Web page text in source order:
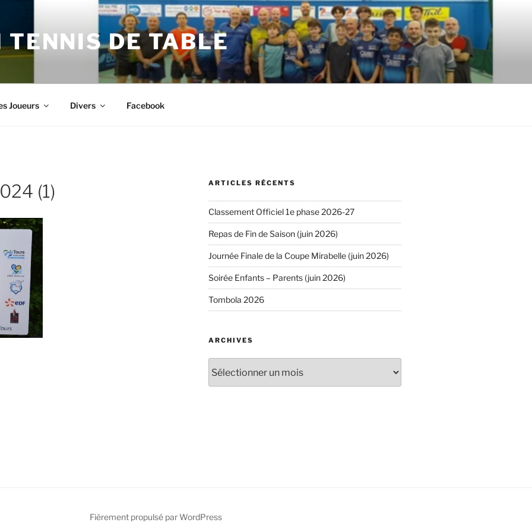
TENNIS DE TABLE
Joueurs Divers Facebook
(1) ARTICLES RÉCENTS
Classement Officiel 1e phase 2026-27
Repas de Fin de Saison (juin 2026)
Journée Finale de la Coupe Mirabelle (juin 2026)
Soirée Enfants – Parents (juin 2026)
Tombola 2026
ARCHIVES
Fièrement propulsé par WordPress